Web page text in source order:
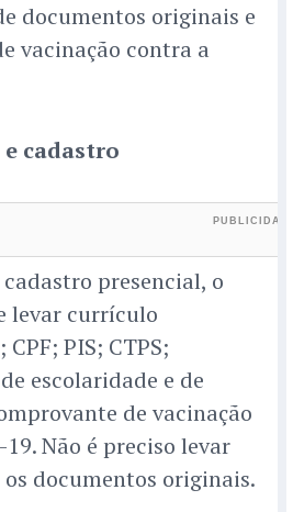
documentos originais e
vacinação contra a
cadastro
presencial, o
levar currículo
PIS; CTPS;
escolaridade e de
de vacinação
Não é preciso levar
os documentos originais.